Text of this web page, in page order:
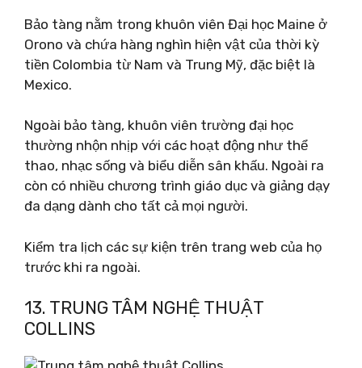
Bảo tàng nằm trong khuôn viên Đại học Maine ở
Orono và chứa hàng nghìn hiện vật của thời kỳ
tiền Colombia từ Nam và Trung Mỹ, đặc biệt là
Mexico.
Ngoài bảo tàng, khuôn viên trường đại học
thường nhộn nhịp với các hoạt động như thể
thao, nhạc sống và biểu diễn sân khấu. Ngoài ra
còn có nhiều chương trình giáo dục và giảng dạy
đa dạng dành cho tất cả mọi người.
Kiểm tra lịch các sự kiện trên trang web của họ
trước khi ra ngoài.
13. TRUNG TÂM NGHỆ THUẬT
COLLINS